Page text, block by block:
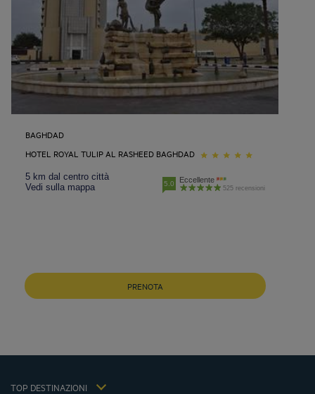
BAGHDAD
HOTEL ROYAL TULIP AL RASHEED BAGHDAD
5 km dal centro città
Vedi sulla mappa
5.0 Eccellente
525 recensioni
PRENOTA
TOP DESTINAZIONI
Hotels Strasbourg
Hotels Bordeaux
Hotels Bangkok
Avviso legale
politica sulla privacy